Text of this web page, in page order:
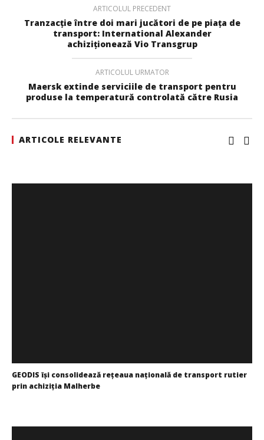
ARTICOLUL PRECEDENT
Tranzacție între doi mari jucători de pe piața de
transport: International Alexander
achiziționează Vio Transgrup
ARTICOLUL URMATOR
Maersk extinde serviciile de transport pentru
produse la temperatură controlată către Rusia
ARTICOLE RELEVANTE
GEODIS își consolidează rețeaua națională de transport rutier
prin achiziția Malherbe